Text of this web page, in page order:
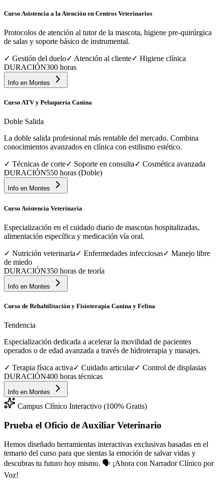
Curso Asistencia a la Atención en Centros Veterinarios
Protocolos de atención al tutor de la mascota, higiene pre-quirúrgica
de salas y soporte básico de instrumental.
✓ Gestión del duelo✓ Atención al cliente✓ Higiene clínica
DURACIÓN300 horas
Info en Montes
Curso ATV y Peluquería Canina
Doble Salida
La doble salida profesional más rentable del mercado. Combina
conocimientos avanzados en clínica con estilismo estético.
✓ Técnicas de corte✓ Soporte en consulta✓ Cosmética avanzada
DURACIÓN550 horas (Doble)
Info en Montes
Curso Asistencia Veterinaria
Especialización en el cuidado diario de mascotas hospitalizadas,
alimentación específica y medicación vía oral.
✓ Nutrición veterinaria✓ Enfermedades infecciosas✓ Manejo libre
de miedo
DURACIÓN350 horas de teoría
Info en Montes
Curso de Rehabilitación y Fisioterapia Canina y Felina
Tendencia
Especialización dedicada a acelerar la movilidad de pacientes
operados o de edad avanzada a través de hidroterapia y masajes.
✓ Terapia física activa✓ Cuidado articular✓ Control de displasias
DURACIÓN400 horas técnicas
Info en Montes
Campus Clínico Interactivo (100% Gratis)
Prueba el Oficio de Auxiliar Veterinario
Hemos diseñado herramientas interactivas exclusivas basadas en el
temario del curso para que sientas la emoción de salvar vidas y
descubras tu futuro hoy mismo. 🗣️ ¡Ahora con Narrador Clínico por
Voz!